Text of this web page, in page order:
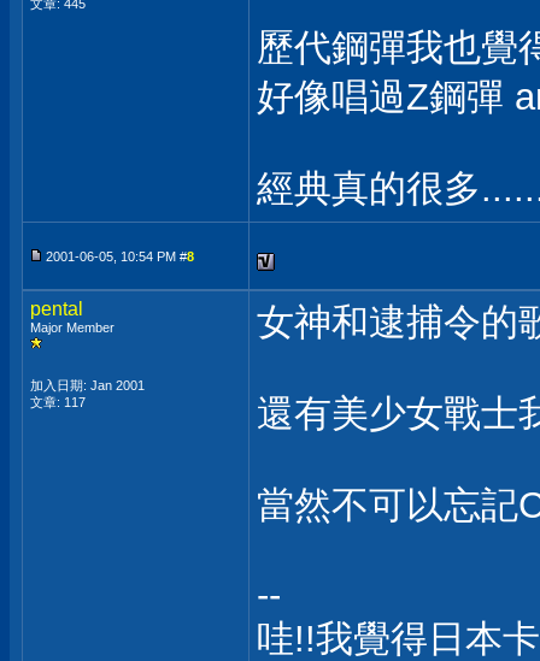
文章: 445
歷代鋼彈我也覺
好像唱過Z鋼彈
經典真的很多
2001-06-05, 10:54 PM #8
pental
Major Member
加入日期: Jan 2001
文章: 117
女神和逮捕令的
還有美少女戰士
當然不可以忘記
--
哇!!我覺得日本